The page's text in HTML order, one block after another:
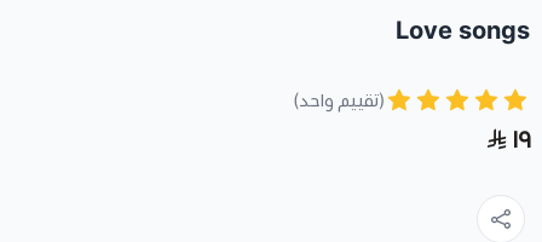
Love songs
(تقييم واحد)
١٩